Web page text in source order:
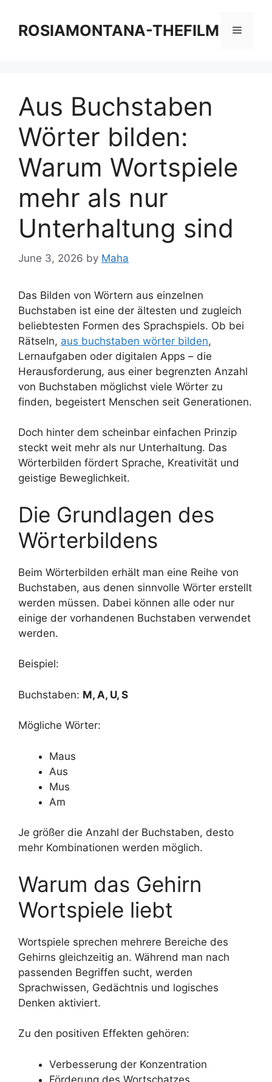
contentROSIAMONTANA-THEFILM Menu
Aus Buchstaben
Wörter bilden:
Warum Wortspiele
mehr als nur
Unterhaltung sind
June 3, 2026 by Maha
Das Bilden von Wörtern aus einzelnen
Buchstaben ist eine der ältesten und zugleich
beliebtesten Formen des Sprachspiels. Ob bei
Rätseln, aus buchstaben wörter bilden,
Lernaufgaben oder digitalen Apps – die
Herausforderung, aus einer begrenzten Anzahl
von Buchstaben möglichst viele Wörter zu
finden, begeistert Menschen seit Generationen.
Doch hinter dem scheinbar einfachen Prinzip
steckt weit mehr als nur Unterhaltung. Das
Wörterbilden fördert Sprache, Kreativität und
geistige Beweglichkeit.
Die Grundlagen des
Wörterbildens
Beim Wörterbilden erhält man eine Reihe von
Buchstaben, aus denen sinnvolle Wörter erstellt
werden müssen. Dabei können alle oder nur
einige der vorhandenen Buchstaben verwendet
werden.
Beispiel:
Buchstaben: M, A, U, S
Mögliche Wörter:
Maus
Aus
Mus
Am
Je größer die Anzahl der Buchstaben, desto
mehr Kombinationen werden möglich.
Warum das Gehirn
Wortspiele liebt
Wortspiele sprechen mehrere Bereiche des
Gehirns gleichzeitig an. Während man nach
passenden Begriffen sucht, werden
Sprachwissen, Gedächtnis und logisches
Denken aktiviert.
Zu den positiven Effekten gehören:
Verbesserung der Konzentration
Förderung des Wortschatzes